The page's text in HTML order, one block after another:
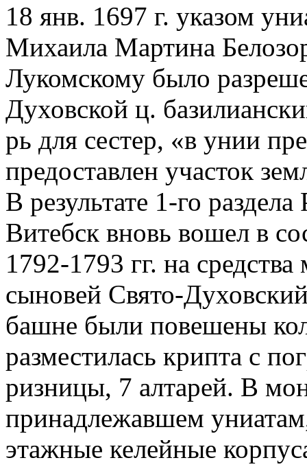
18 янв. 1697 г. указом
Михаила Мартина
Лукомскому было
Духовской ц.
рь для сестер, «в унии
предоставлен участок
В результате 1-го
Витебск вновь вошел в
1792-1793 гг. на
сыновей Свято-
башне были повешены
разместилась крипта с
ризницы, 7 алтарей. В
принадлежавшем
этажные келейные